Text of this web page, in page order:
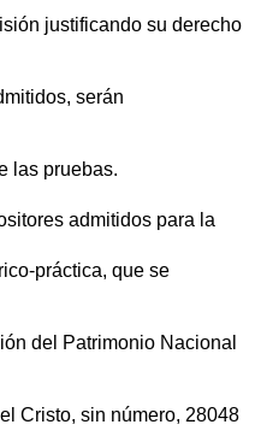
justificando su derecho
serán
las pruebas.
admitidos para la
práctica, que se
del Patrimonio Nacional
Cristo, sin número, 28048